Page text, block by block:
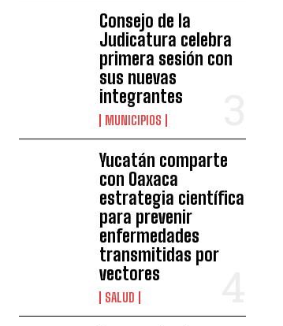
Consejo de la
Judicatura celebra
primera sesión con
sus nuevas
integrantes
MUNICIPIOS
Yucatán comparte
con Oaxaca
estrategia científica
para prevenir
enfermedades
transmitidas por
vectores
SALUD